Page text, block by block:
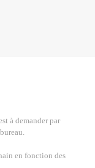
à demander par
en fonction des